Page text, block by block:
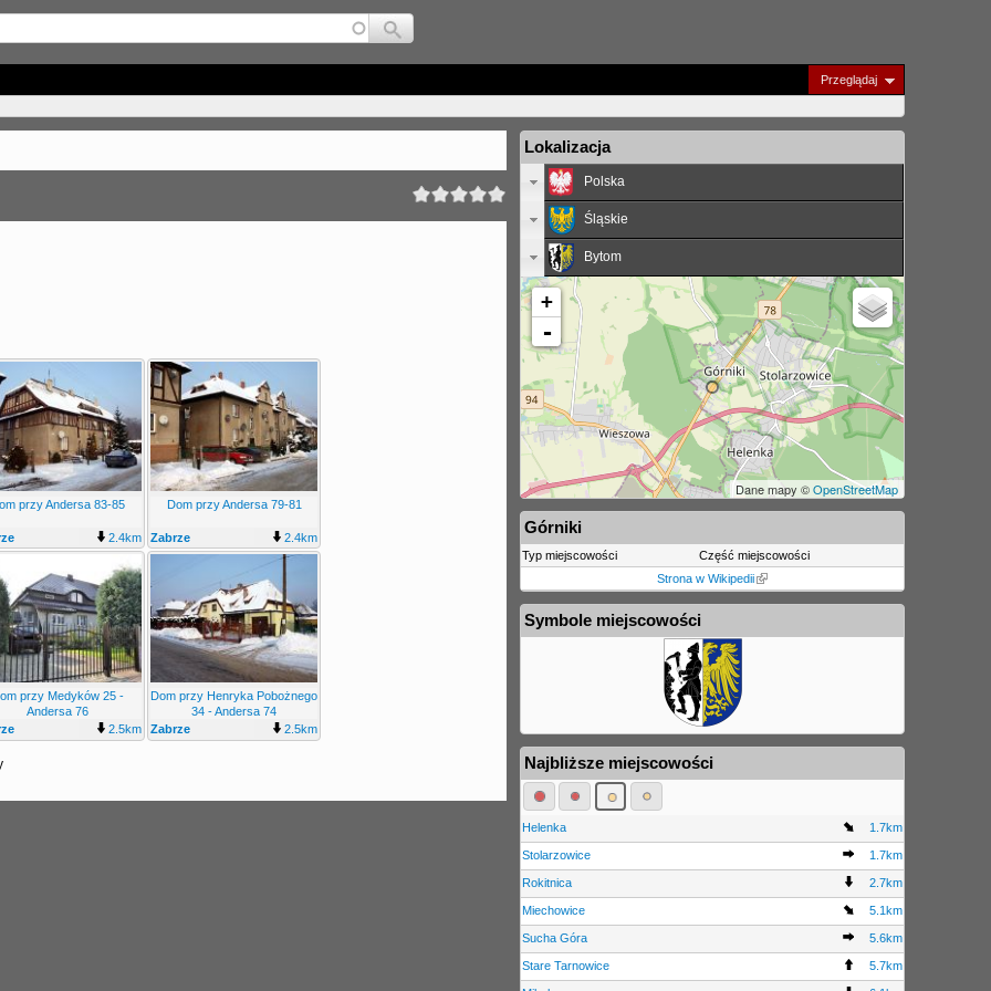
Jump to navigation
Przeglądaj
przy Andersa 83-85
2.4km
Dom przy Andersa 79-81
Zabrze 2.4km
przy Medyków 25 -
Andersa 76
2.5km
Dom przy Henryka Pobożnego
34 - Andersa 74
Zabrze
2.5km
Lokalizacja
Polska
Śląskie
Bytom
+
-
Dane mapy ©OpenStreetMap
Górniki
Typ miejscowości
Część miejscowości
Strona w Wikipedii
Symbole miejscowości
Najbliższe miejscowości
Helenka 1.7km
Stolarzowice 1.7km
Rokitnica 2.7km
Miechowice 5.1km
Sucha Góra 5.6km
Stare Tarnowice 5.7km